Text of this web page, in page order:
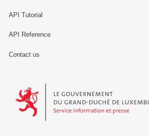
API Tutorial
API Reference
Contact us
Le Gouvernement du Grand-Duché de